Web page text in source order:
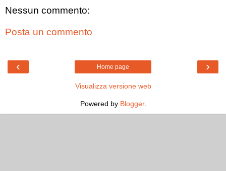
Nessun commento:
Posta un commento
‹ ›
Home page
Visualizza versione web
Powered by Blogger.